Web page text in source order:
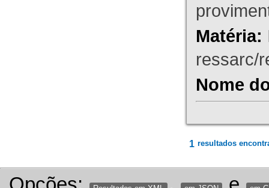
Matéria:
ressarc/
Nome
1 resultados